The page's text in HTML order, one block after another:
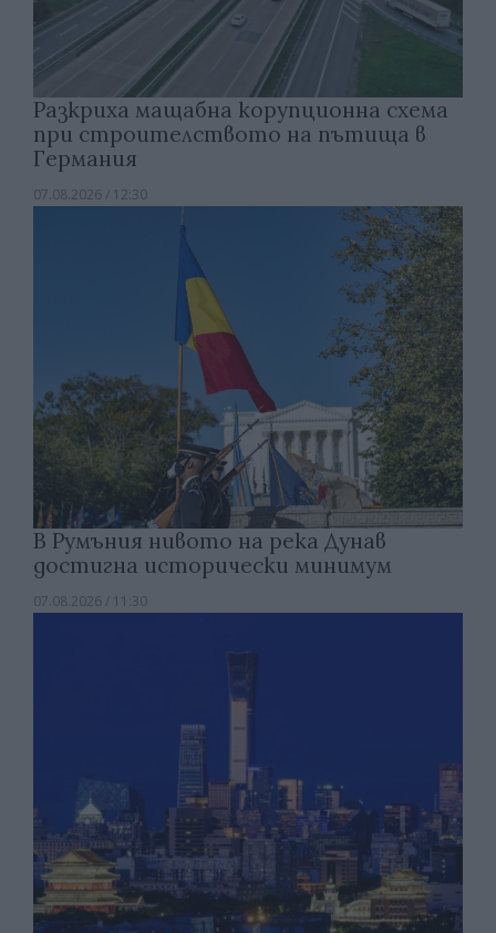
Разкриха мащабна корупционна схема
при строителството на пътища в
Германия
07.08.2026 / 12:30
В Румъния нивото на река Дунав
достигна исторически минимум
07.08.2026 / 11:30